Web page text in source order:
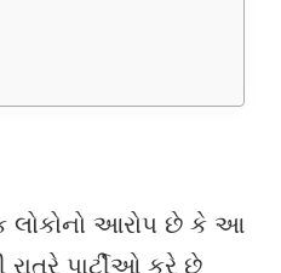
લોકોનો આરોપ છે કે આ
રાત્રે પાર્ટીઓ કરે છે